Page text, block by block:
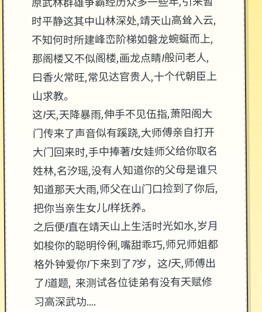
时平静这其中山林深处,靖天山高耸入云,
不知何时所建峰峦阶梯如磐龙蜿蜒而上,
那阁楼又不似阁楼,画龙点睛1般问老人,
曰香火常旺,常见达官贵人,十个代朝臣上
山求教。
这1天,天降暴雨,伸手不见伍指,萧阳阁大
门传来了声音似有蹊跷,大师傅亲自打开
大门回来时,手中捧著1女娃师父给你取名
姓林,名汐瑶,没有人知道你的父母是谁只
知道那天大雨,师父在山门口捡到了你后,
把你当亲生女儿1样抚养。
之后便1直在靖天山上生活时光如水,岁月
如梭你的聪明伶俐,嘴甜乖巧,师兄师姐都
格外钟爱你1下来到了7岁，这1天,师傅出
了1道题, 来测试各位徒弟有没有天赋修
习高深武功....